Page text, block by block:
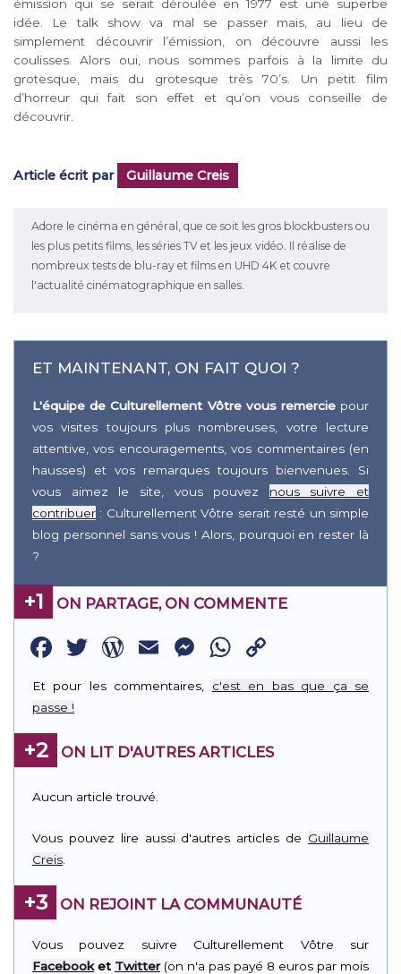
émission qui se serait déroulée en 1977 est une superbe
idée. Le talk show va mal se passer mais, au lieu de
simplement découvrir l’émission, on découvre aussi les
coulisses. Alors oui, nous sommes parfois à la limite du
grotesque, mais du grotesque très 70’s. Un petit film
d’horreur qui fait son effet et qu’on vous conseille de
découvrir.
Article écrit par Guillaume Creis
Adore le cinéma en général, que ce soit les gros blockbusters ou
les plus petits films, les séries TV et les jeux vidéo. Il réalise de
nombreux tests de blu-ray et films en UHD 4K et couvre
l'actualité cinématographique en salles.
ET MAINTENANT, ON FAIT QUOI ?
L'équipe de Culturellement Vôtre vous remerciepour
vos visites toujours plus nombreuses, votre lecture
attentive, vos encouragements, vos commentaires (en
hausses) et vos remarques toujours bienvenues. Si
vous aimez le site, vous pouvez nous suivre et
contribuer : Culturellement Vôtre serait resté un simple
blog personnel sans vous ! Alors, pourquoi en rester là
?
+1 ON PARTAGE, ON COMMENTE
Facebook
Twitter
WordPress
EmailMessenger
WhatsApp
Link
Et pour les commentaires, c'est en bas que ça se
passe !
+2 ON LIT D'AUTRES ARTICLES
Aucun article trouvé.
Vous pouvez lire aussi d'autres articles de Guillaume
Creis
+3 ON REJOINT LA COMMUNAUTÉ
Vous pouvez suivre Culturellement Vôtre sur
Facebooket Twitter(on n'a pas payé 8 euros par mois